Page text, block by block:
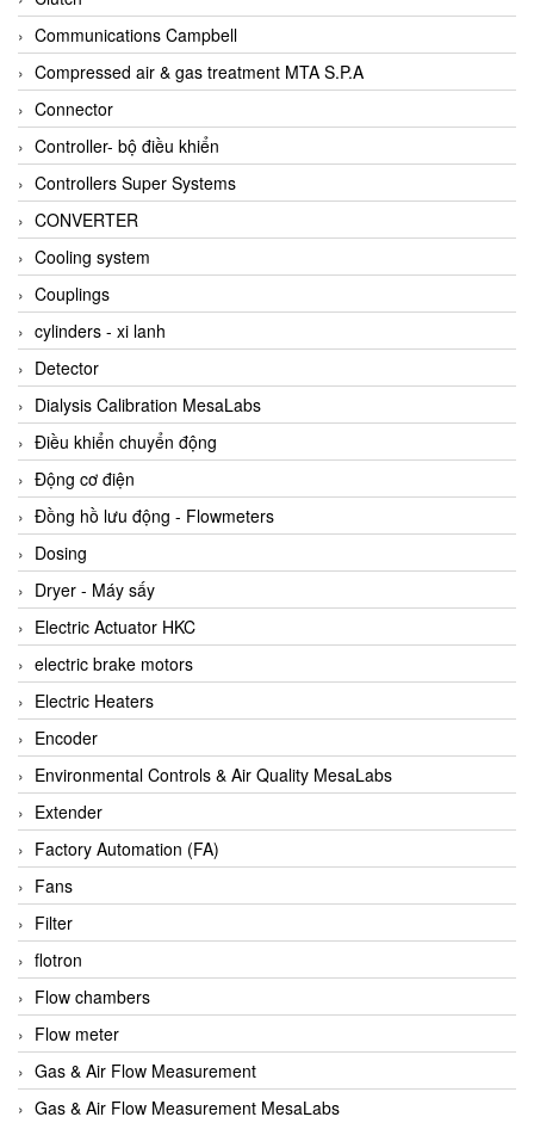
AKO Armaturen & Separationstechnik Vietnam
AKUSENSE
ALA OFFICINE SPA
Albrecht-Automatik Viet Nam
Allen Bradley Vietnam
Alpha Moisture Vietnam
Alpha-Achem Vietnam
Alphino
ALRE-IT Vietnam
Altech
Amarillo Gear
Ametek
AMPTRON Vietnam
AND Vietnam
ANDERSON-NEGELE
ANDILOG Technologies Vietnam
Anritsu
ANTEC S.A
Antico pumps
Anybus/ HMS
AOBEN
Apex Dynamics Vietnam
Apex Dynamics Vietnam
Apiste
APLISENS VietNam
Apollo Fire
Appleton
AQ Matic
Aqualabo Vietnam
Aquametro
Communications Campbell
Compressed air & gas treatment MTA S.P.A
Connector
Controller- bộ điều khiển
Controllers Super Systems
CONVERTER
Cooling system
Couplings
cylinders - xi lanh
Detector
Dialysis Calibration MesaLabs
Điều khiển chuyển động
Động cơ điện
Đồng hồ lưu động - Flowmeters
Dosing
Dryer - Máy sấy
Electric Actuator HKC
electric brake motors
Electric Heaters
Encoder
Environmental Controls & Air Quality MesaLabs
Extender
Factory Automation (FA)
Fans
Filter
flotron
Flow chambers
Flow meter
Gas & Air Flow Measurement
Gas & Air Flow Measurement MesaLabs